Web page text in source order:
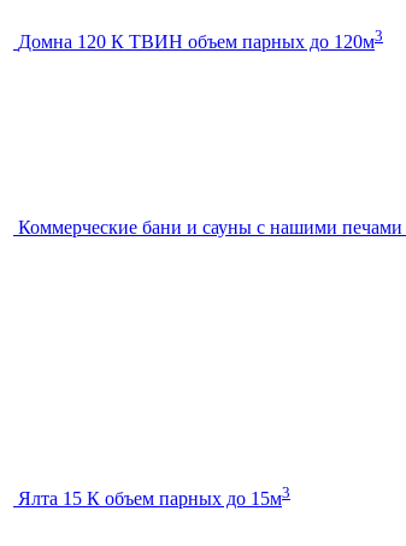
Домна 120 К ТВИН объем парных до 120м3
Коммерческие бани и сауны с нашими печами
Ялта 15 К объем парных до 15м3